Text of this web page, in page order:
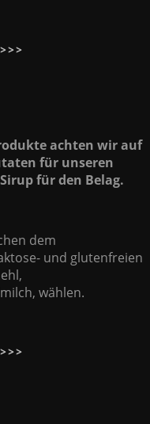
achten wir auf
für unseren
für den Belag.
dem
und glutenfreien
wählen.